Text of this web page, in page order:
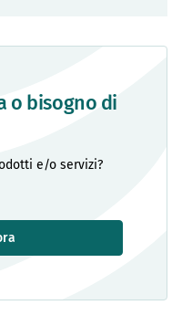
o bisogno di
e/o servizi?